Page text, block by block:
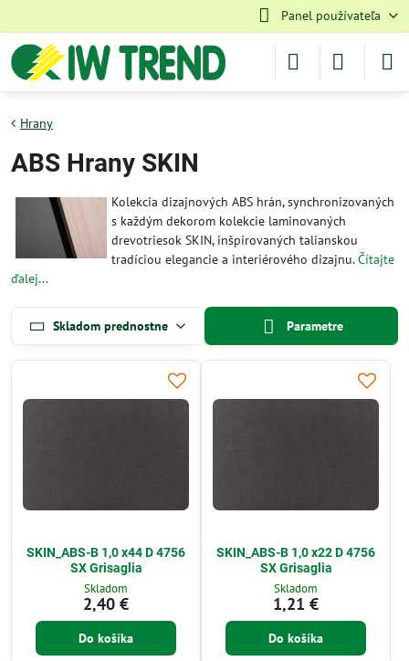
Panel používateľa
Hrany
ABS Hrany SKIN
Kolekcia dizajnových ABS hrán, synchronizovaných
s každým dekorom kolekcie laminovaných
drevotriesok SKIN, inšpirovaných talianskou
tradíciou elegancie a interiérového dizajnu.Čítajte
ďalej...
Skladom prednostne Parametre
SKIN_ABS-B 1,0 x44 D 4756
SX Grisaglia
Skladom
2,40 €
Do košíka
SKIN_ABS-B 1,0 x22 D 4756
SX Grisaglia
Skladom
1,21 €
Do košíka